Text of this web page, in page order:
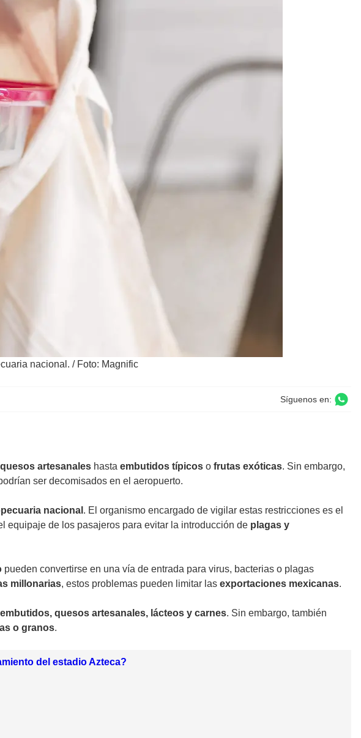
nacional. / Foto: Magnific
Síguenos en:
quesos artesanales hasta embutidos típicos o frutas exóticas. Sin embargo,
ser decomisados en el aeropuerto.
nacional . El organismo encargado de vigilar estas restricciones es el
equipaje de los pasajeros para evitar la introducción de plagas y
pueden convertirse en una vía de entrada para virus, bacterias o plagas
millonarias, estos problemas pueden limitar las exportaciones mexicanas.
quesos artesanales, lácteos y carnes. Sin embargo, también
o granos.
del estadio Azteca?